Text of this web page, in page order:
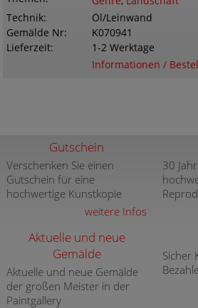
Technik
Öl/Leinwand
Gemälde Nr
K070941
Lieferzeit
1-2 Werktage
Informationen /
Gutschein
Verschenken Sie einen
Gutschein für eine
hochwertige Kunstkopie
weitere Infos
30
Aktuelle und neue
Gemälde
Aktuelle und neue Gemälde
der großen Meister in der
Paintgallery
Sicher